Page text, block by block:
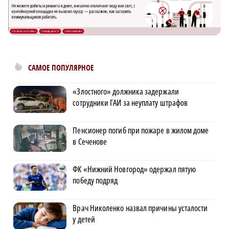
САМОЕ ПОПУЛЯРНОЕ
«Злостного» должника задержали
сотрудники ГАИ за неуплату штрафов
Пенсионер погиб при пожаре в жилом доме
в Сеченове
ФК «Нижний Новгород» одержал пятую
победу подряд
Врач Николенко назвал причины усталости
у детей